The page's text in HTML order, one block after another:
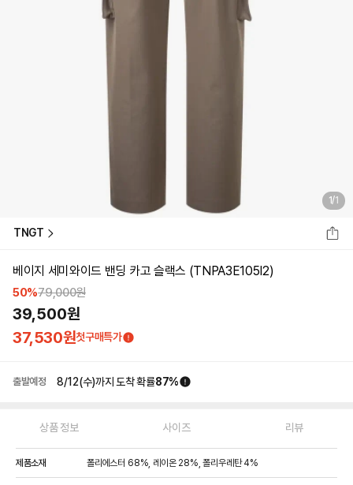
1/1
TNGT
베이지 세미와이드 밴딩 카고 슬랙스 (TNPA3E105I2)
50%79,000원
39,500원
37,530원첫구매특가
출발예정 8/12(수)까지 도착 확률87%
상품 정보 사이즈 리뷰
제품소재 폴리에스터 68%, 레이온 28%, 폴리우레탄 4%